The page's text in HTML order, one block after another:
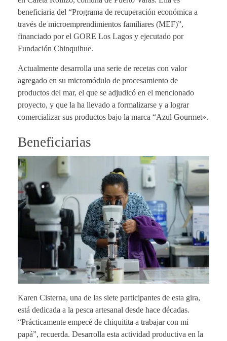
beneficiaria del “Programa de recuperación económica a
través de microemprendimientos familiares (MEF)”,
financiado por el GORE Los Lagos y ejecutado por
Fundación Chinquihue.
Actualmente desarrolla una serie de recetas con valor
agregado en su micromódulo de procesamiento de
productos del mar, el que se adjudicó en el mencionado
proyecto, y que la ha llevado a formalizarse y a lograr
comercializar sus productos bajo la marca “Azul Gourmet».
Beneficiarias
Karen Cisterna, una de las siete participantes de esta gira,
está dedicada a la pesca artesanal desde hace décadas.
“Prácticamente empecé de chiquitita a trabajar con mi
papá”, recuerda. Desarrolla esta actividad productiva en la